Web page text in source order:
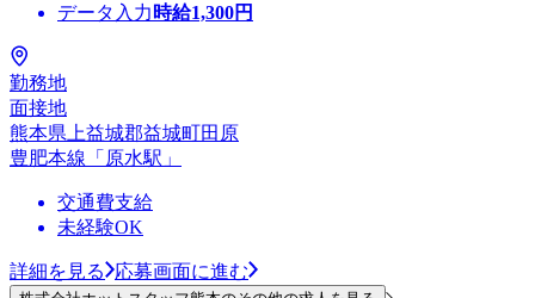
データ入力 時給1,300円
勤務地
面接地
熊本県上益城郡益城町田原
豊肥本線「原水駅」
交通費支給
未経験OK
詳細を見る 応募画面に進む